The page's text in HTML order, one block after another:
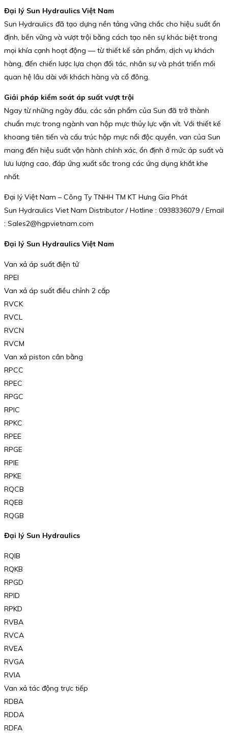
Đại lý Sun Hydraulics Việt Nam
Sun Hydraulics đã tạo dựng nền tảng vững chắc cho hiệu suất ổn
định, bền vững và vượt trội bằng cách tạo nên sự khác biệt trong
mọi khía cạnh hoạt động — từ thiết kế sản phẩm, dịch vụ khách
hàng, đến chiến lược lựa chọn đối tác, nhân sự và phát triển mối
quan hệ lâu dài với khách hàng và cổ đông.
Giải pháp kiểm soát áp suất vượt trội
Ngay từ những ngày đầu, các sản phẩm của Sun đã trở thành
chuẩn mực trong ngành van hộp mực thủy lực vặn vít. Với thiết kế
khoang tiên tiến và cấu trúc hộp mực nổi độc quyền, van của Sun
mang đến hiệu suất vận hành chính xác, ổn định ở mức áp suất và
lưu lượng cao, đáp ứng xuất sắc trong các ứng dụng khắt khe
nhất.
Đại lý Việt Nam – Công Ty TNHH TM KT Hưng Gia Phát
Sun Hydraulics Viet Nam Distributor / Hotline : 0938336079 / Email
: Sales2@hgpvietnam.com
Đại lý Sun Hydraulics Việt Nam
Van xả áp suất điện tử
RPEI
Van xả áp suất điều chỉnh 2 cấp
RVCK
RVCL
RVCN
RVCM
Van xả piston cân bằng
RPCC
RPEC
RPGC
RPIC
RPKC
RPEE
RPGE
RPIE
RPKE
RQCB
RQEB
RQGB
Đại lý Sun Hydraulics
RQIB
RQKB
RPGD
RPID
RPKD
RVBA
RVCA
RVEA
RVGA
RVIA
Van xả tác động trực tiếp
RDBA
RDDA
RDFA